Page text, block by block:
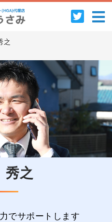
之
秀之
でサポートします